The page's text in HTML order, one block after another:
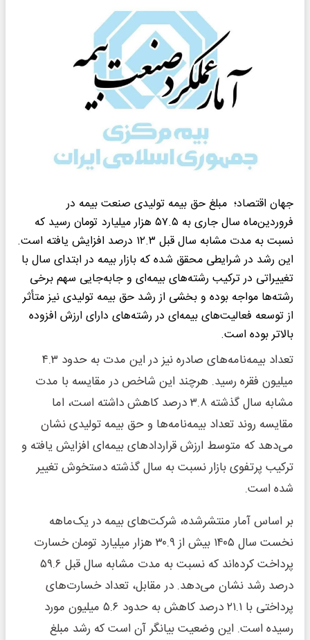
جهان اقتصاد؛ مبلغ حق بیمه تولیدی صنعت بیمه در
فروردین‌ماه سال جاری به ۵۷.۵ هزار میلیارد تومان رسید که
نسبت به مدت مشابه سال قبل ۱۲.۳ درصد افزایش یافته است.
این رشد در شرایطی محقق شده که بازار بیمه در ابتدای سال با
تغییراتی در ترکیب رشته‌های بیمه‌ای و جابه‌جایی سهم برخی
رشته‌ها مواجه بوده و بخشی از رشد حق بیمه تولیدی نیز متأثر
از توسعه فعالیت‌های بیمه‌ای در رشته‌های دارای ارزش افزوده
بالاتر بوده است.
تعداد بیمه‌نامه‌های صادره نیز در این مدت به حدود ۴.۳
میلیون فقره رسید. هرچند این شاخص در مقایسه با مدت
مشابه سال گذشته ۳.۸ درصد کاهش داشته است، اما
مقایسه روند تعداد بیمه‌نامه‌ها و حق بیمه تولیدی نشان
می‌دهد که متوسط ارزش قراردادهای بیمه‌ای افزایش یافته و
ترکیب پرتفوی بازار نسبت به سال گذشته دستخوش تغییر
شده است.
بر اساس آمار منتشرشده، شرکت‌های بیمه در یک‌ماهه
نخست سال ۱۴۰۵ بیش از ۳۰.۹ هزار میلیارد تومان خسارت
پرداخت کرده‌اند که نسبت به مدت مشابه سال قبل ۵۹.۶
درصد رشد نشان می‌دهد. در مقابل، تعداد خسارت‌های
پرداختی با ۲۱.۱ درصد کاهش به حدود ۵.۶ میلیون مورد
رسیده است. این وضعیت بیانگر آن است که رشد مبلغ